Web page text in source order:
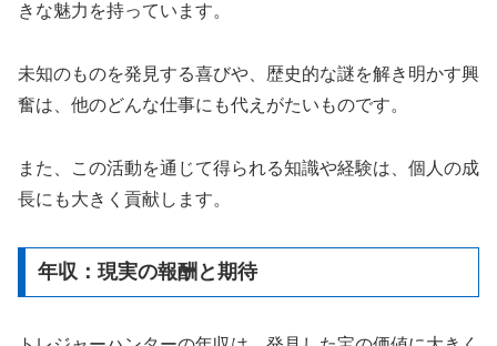
きな魅力を持っています。
未知のものを発見する喜びや、歴史的な謎を解き明かす興
奮は、他のどんな仕事にも代えがたいものです。
また、この活動を通じて得られる知識や経験は、個人の成
長にも大きく貢献します。
年収：現実の報酬と期待